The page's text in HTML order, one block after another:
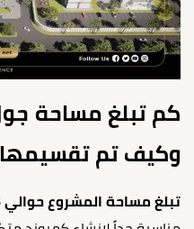
كم تبلغ مساحة
وكيف تم
تبلغ مساحة المشروع حوالي 8 فدان